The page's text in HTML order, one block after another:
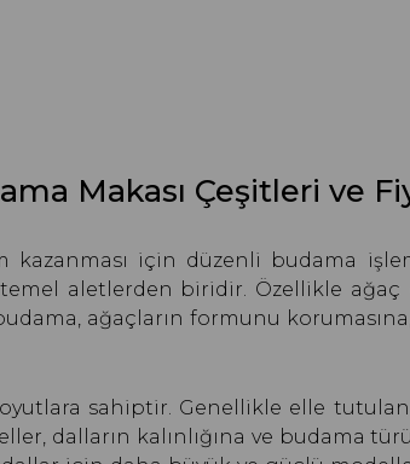
Makası Çeşitleri ve
için düzenli budama
aletlerden biridir. Özellikle ağaç
ağaçların formunu
sahiptir. Genellikle elle
dalların kalınlığına ve budama